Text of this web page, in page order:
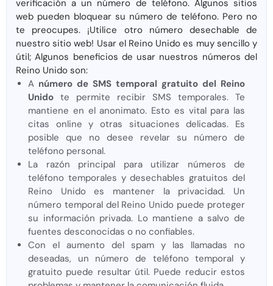
verificación a un número de teléfono. Algunos sitios
web pueden bloquear su número de teléfono. Pero no
te preocupes. ¡Utilice otro número desechable de
nuestro sitio web! Usar el Reino Unido es muy sencillo y
útil; Algunos beneficios de usar nuestros números del
Reino Unido son:
A número de SMS temporal gratuito del Reino
Unido te permite recibir SMS temporales. Te
mantiene en el anonimato. Esto es vital para las
citas online y otras situaciones delicadas. Es
posible que no desee revelar su número de
teléfono personal.
La razón principal para utilizar números de
teléfono temporales y desechables gratuitos del
Reino Unido es mantener la privacidad. Un
número temporal del Reino Unido puede proteger
su información privada. Lo mantiene a salvo de
fuentes desconocidas o no confiables.
Con el aumento del spam y las llamadas no
deseadas, un número de teléfono temporal y
gratuito puede resultar útil. Puede reducir estos